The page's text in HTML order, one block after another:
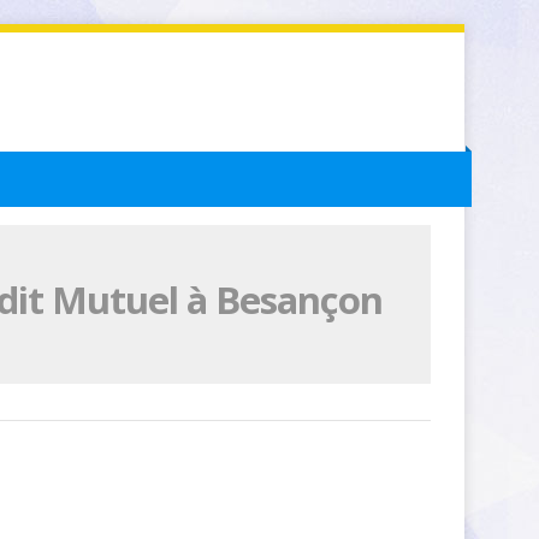
Mutuel à Besançon